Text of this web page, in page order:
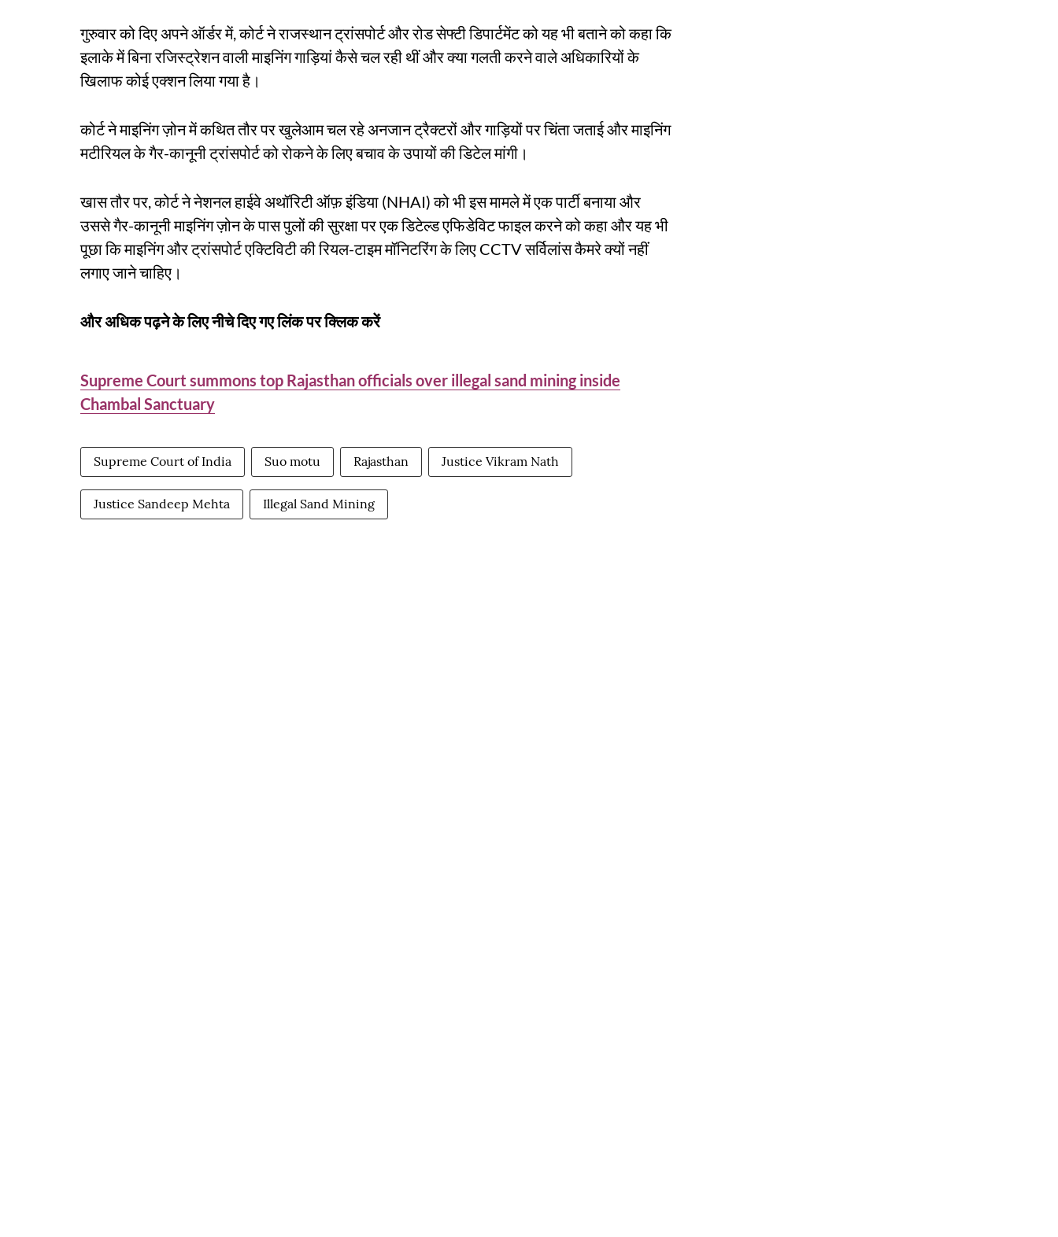
गुरुवार को दिए अपने ऑर्डर में, कोर्ट ने राजस्थान ट्रांसपोर्ट और रोड सेफ्टी डिपार्टमेंट को यह भी बताने को कहा कि
इलाके में बिना रजिस्ट्रेशन वाली माइनिंग गाड़ियां कैसे चल रही थीं और क्या गलती करने वाले अधिकारियों के
खिलाफ कोई एक्शन लिया गया है।
कोर्ट ने माइनिंग ज़ोन में कथित तौर पर खुलेआम चल रहे अनजान ट्रैक्टरों और गाड़ियों पर चिंता जताई और माइनिंग
मटीरियल के गैर-कानूनी ट्रांसपोर्ट को रोकने के लिए बचाव के उपायों की डिटेल मांगी।
खास तौर पर, कोर्ट ने नेशनल हाईवे अथॉरिटी ऑफ़ इंडिया (NHAI) को भी इस मामले में एक पार्टी बनाया और
उससे गैर-कानूनी माइनिंग ज़ोन के पास पुलों की सुरक्षा पर एक डिटेल्ड एफिडेविट फाइल करने को कहा और यह भी
पूछा कि माइनिंग और ट्रांसपोर्ट एक्टिविटी की रियल-टाइम मॉनिटरिंग के लिए CCTV सर्विलांस कैमरे क्यों नहीं
लगाए जाने चाहिए।
और अधिक पढ़ने के लिए नीचे दिए गए लिंक पर क्लिक करें
Supreme Court summons top Rajasthan officials over illegal sand mining inside
Chambal Sanctuary
Supreme Court of India Suo motu Rajasthan Justice Vikram Nath
Justice Sandeep Mehta Illegal Sand Mining